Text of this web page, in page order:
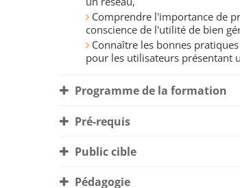
Comprendre l'importance de
conscience de l'utilité de bien
Connaître les bonnes
pour les utilisateurs présentant
Programme de la formation
Pré-requis
Public cible
Pédagogie